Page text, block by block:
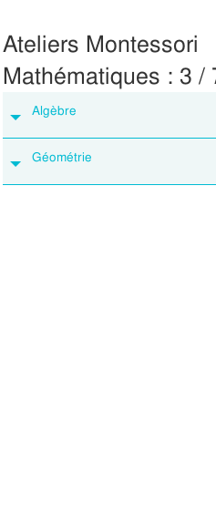
Ateliers Montessori
Mathématiques : 3 /
Algèbre
Géométrie